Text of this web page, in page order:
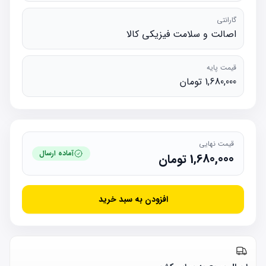
گارانتی
اصالت و سلامت فیزیکی کالا
قیمت پایه
1,680,000 تومان
قیمت نهایی
1,680,000تومان آماده ارسال
افزودن به سبد خرید